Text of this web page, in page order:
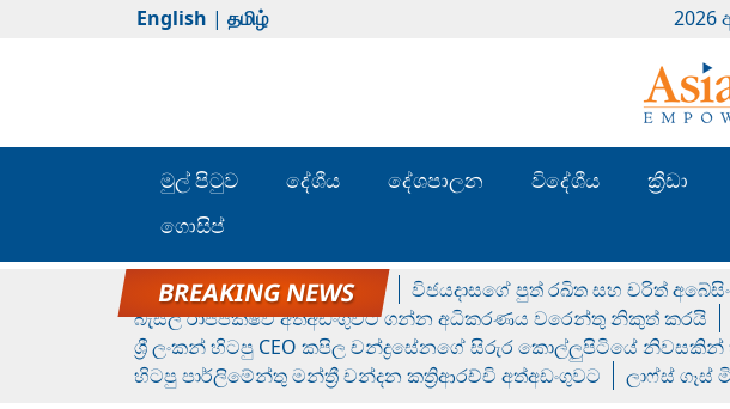
English | தமிழ் 2026
මුල් පිටුව දේශීය දේශපාලන විදේශීය ක්‍රීඩා
ගොසිප්
රන් ගෙනා රුමේෂ්ගේ හෙල්ලය විජයදාසගේ පුත් රඛිත සහ චරිත්
බැසිල් රාජපක්ෂව අත්අඩංගුවට ගන්න අධිකරණය වරෙන්තු නිකුත් කරයි
ශ්‍රී ලංකන් හිටපු CEO කපිල චන්ද්‍රසේනගේ සිරුර කොල්ලුපිටියේ
හිටපු පාර්ලිමේන්තු මන්ත්‍රී චන්දන කත්‍රිආරච්චි අත්අඩංගුවට
ලාෆ්ස් ගෑස්